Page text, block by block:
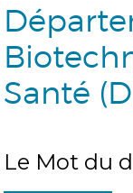
Santé
Le Mot du